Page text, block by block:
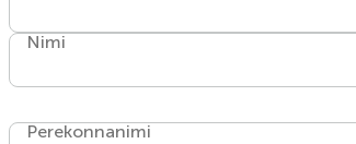
Nimi
Perekonnanimi